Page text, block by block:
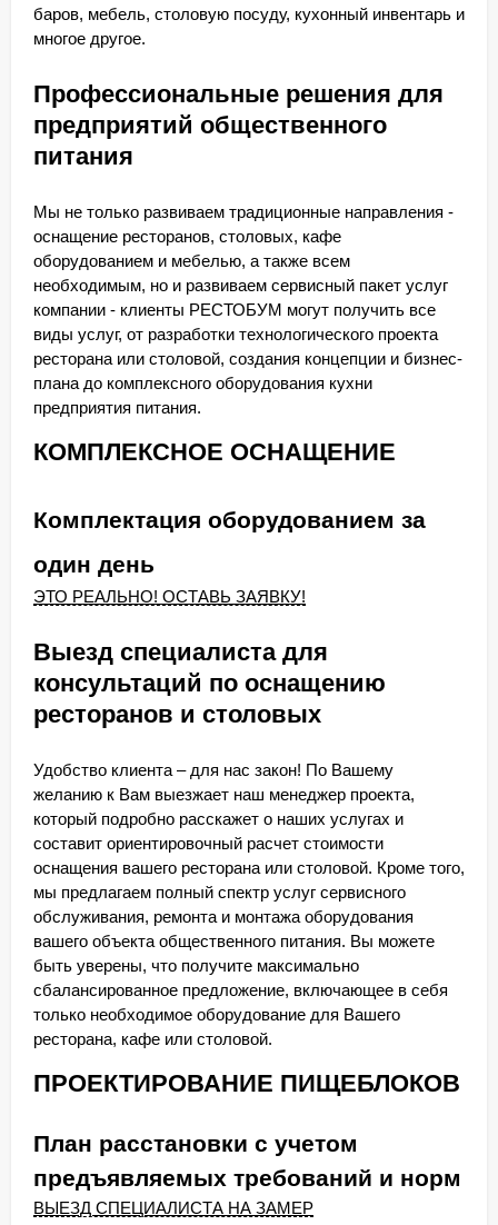
баров, мебель, столовую посуду, кухонный инвентарь и
многое другое.
Профессиональные решения для
предприятий общественного
питания
Мы не только развиваем традиционные направления -
оснащение ресторанов, столовых, кафе
оборудованием и мебелью, а также всем
необходимым, но и развиваем сервисный пакет услуг
компании - клиенты РЕСТОБУМ могут получить все
виды услуг, от разработки технологического проекта
ресторана или столовой, создания концепции и бизнес-
плана до комплексного оборудования кухни
предприятия питания.
КОМПЛЕКСНОЕ ОСНАЩЕНИЕ
Комплектация оборудованием за
один день
ЭТО РЕАЛЬНО! ОСТАВЬ ЗАЯВКУ!
Выезд специалиста для
консультаций по оснащению
ресторанов и столовых
Удобство клиента – для нас закон! По Вашему
желанию к Вам выезжает наш менеджер проекта,
который подробно расскажет о наших услугах и
составит ориентировочный расчет стоимости
оснащения вашего ресторана или столовой. Кроме того,
мы предлагаем полный спектр услуг сервисного
обслуживания, ремонта и монтажа оборудования
вашего объекта общественного питания. Вы можете
быть уверены, что получите максимально
сбалансированное предложение, включающее в себя
только необходимое оборудование для Вашего
ресторана, кафе или столовой.
ПРОЕКТИРОВАНИЕ ПИЩЕБЛОКОВ
План расстановки с учетом
предъявляемых требований и норм
ВЫЕЗД СПЕЦИАЛИСТА НА ЗАМЕР